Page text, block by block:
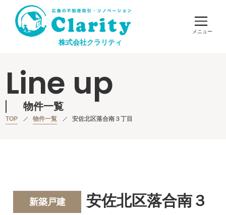
株式会社クラリティ
Line up
物件一覧
TOP 物件一覧 安佐北区落合南３丁目
新築戸建
安佐北区落合南３